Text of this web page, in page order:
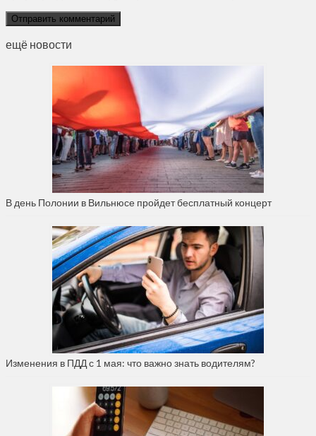
ещё новости
В день Полонии в Вильнюсе пройдет бесплатный концерт
Изменения в ПДД с 1 мая: что важно знать водителям?